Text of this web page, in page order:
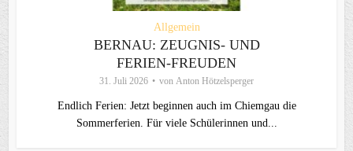
Allgemein
BERNAU: ZEUGNIS- UND
FERIEN-FREUDEN
31. Juli 2026 von Anton Hötzelsperger
Endlich Ferien: Jetzt beginnen auch im Chiemgau die
Sommerferien. Für viele Schülerinnen und...